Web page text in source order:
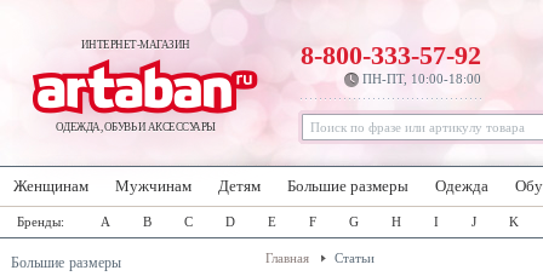
ИНТЕРНЕТ-МАГАЗИН
ОДЕЖДА, ОБУВЬ И АКСЕССУАРЫ
8-800-333-57-92
ПН-ПТ, 10:00-18:00
Женщинам Мужчинам Детям Большие размеры Одежда
Бренды: A B C D E F G H I J K
Большие размеры
Главная Статьи